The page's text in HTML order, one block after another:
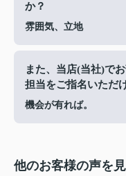
か？
雰囲気、立地
また、当店(当社)で
担当をご指名いただ
機会が有れば。
他のお客様の声を